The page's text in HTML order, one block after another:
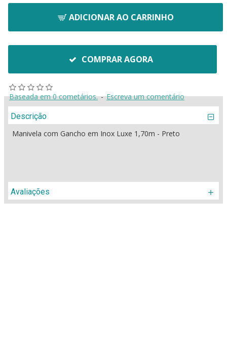
Baseada em 0 cometários. - Escreva um comentário
ADICIONAR AO CARRINHO
COMPRAR AGORA
Descrição
Manivela com Gancho em Inox Luxe 1,70m - Preto
Avaliações